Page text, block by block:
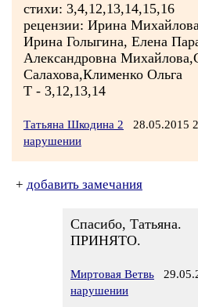
стихи: 3,4,12,13,14,15,16
рецензии: Ирина
Ирина Голыгина, Елена
Александровна
Салахова,Клименко Ольга
Т - 3,12,13,14
Татьяна Шкодина 2 28.05.2015
нарушении
+ добавить замечания
Спасибо, Татьяна.
ПРИНЯТО.
Миртовая Ветвь
нарушении